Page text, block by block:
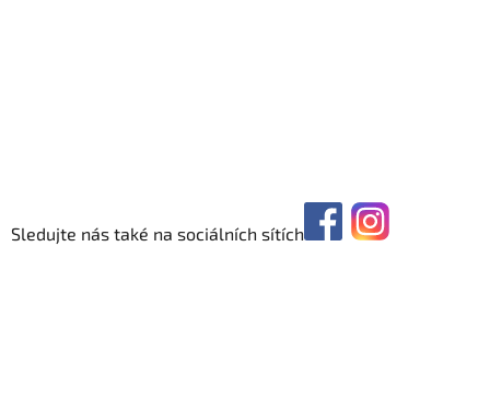
Sledujte nás také na sociálních sítích